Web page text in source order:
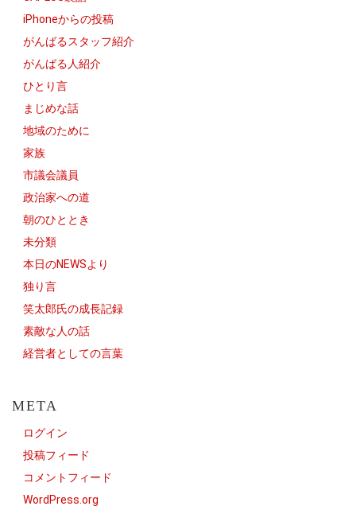
iPhoneからの投稿
がんばるスタッフ紹介
がんばる人紹介
ひとり言
まじめな話
地域のために
家族
市議会議員
政治家への道
朝のひととき
未分類
本日のNEWSより
独り言
笑太郎氏の成長記録
素敵な人の話
経営者としての言葉
META
ログイン
投稿フィード
コメントフィード
WordPress.org